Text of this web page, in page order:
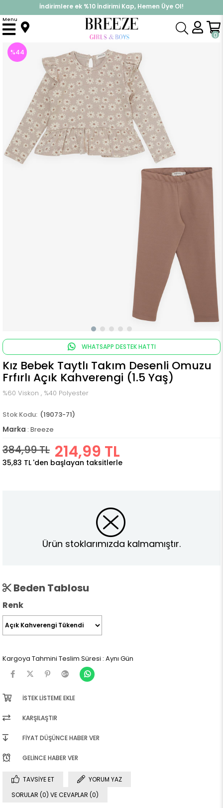
%30 Sepette Yaz İndirimi, Hemen Al!
İndirimlere ek %10 İndirimi Kap, Hemen Üye Ol!
0
Menu
Anasayfa Takımlar Tayt Takımı
%44
WHATSAPP DESTEK HATTI
Kız Bebek Taytlı Takım Desenli Omuzu
Frfırlı Açık Kahverengi (1.5 Yaş)
%60 Viskon , %40 Polyester
(19073-71)
Marka : Breeze
384,99 TL 214,99 TL
35,83 TL 'den başlayan taksitlerle
Ürün stoklarımızda kalmamıştır.
Beden Tablosu
Renk
Kargoya Tahmini Teslim Süresi : Aynı Gün
İSTEK LISTEME EKLE
KARŞILAŞTIR
FIYAT DÜŞÜNCE HABER VER
GELINCE HABER VER
TAVSIYE ET
YORUM YAZ
SORULAR (0) VE CEVAPLAR (0)